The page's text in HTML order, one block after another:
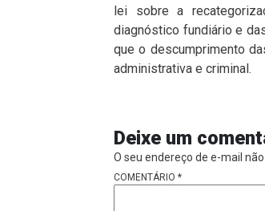
lei sobre a
diagnóstico fundiário e
que o descumprimento
administrativa e criminal.
Deixe um
O seu endereço de e-mail
COMENTÁRIO *